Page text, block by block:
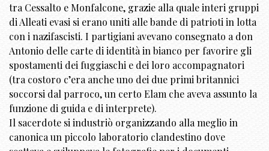
tra Cessalto e Monfalcone, grazie alla quale interi gruppi
di Alleati evasi si erano uniti alle bande di patrioti in lotta
con i nazifascisti. I partigiani avevano consegnato a don
Antonio delle carte di identità in bianco per favorire gli
spostamenti dei fuggiaschi e dei loro accompagnatori
(tra costoro c’era anche uno dei due primi britannici
soccorsi dal parroco, un certo Elam che aveva assunto la
funzione di guida e di interprete).
Il sacerdote si industriò organizzando alla meglio in
canonica un piccolo laboratorio clandestino dove